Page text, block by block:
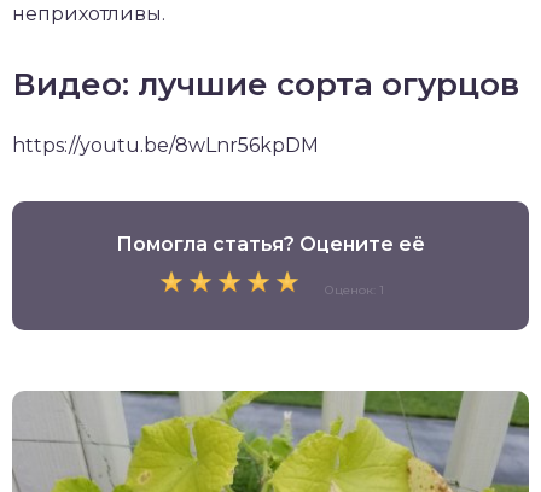
неприхотливы.
Видео: лучшие сорта огурцов
https://youtu.be/8wLnr56kpDM
Помогла статья? Оцените её
Оценок: 1